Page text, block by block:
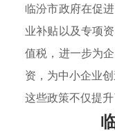
临汾市政府在促
业补贴以及专项
值税，进一步为
资，为中小企业
这些政策不仅提